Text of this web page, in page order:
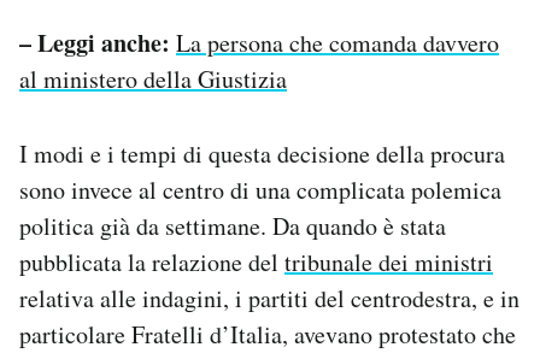
– Leggi anche: La persona che comanda davvero
al ministero della Giustizia
I modi e i tempi di questa decisione della procura
sono invece al centro di una complicata polemica
politica già da settimane. Da quando è stata
pubblicata la relazione del tribunale dei ministri
relativa alle indagini, i partiti del centrodestra, e in
particolare Fratelli d’Italia, avevano protestato che